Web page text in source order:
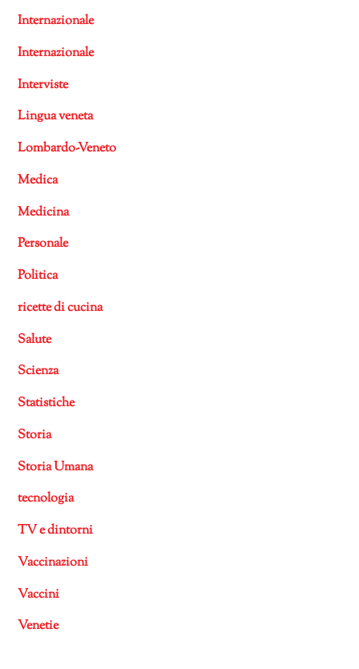
Internazionale
Internazionale
Interviste
Lingua veneta
Lombardo-Veneto
Medica
Medicina
Personale
Politica
ricette di cucina
Salute
Scienza
Statistiche
Storia
Storia Umana
tecnologia
TV e dintorni
Vaccinazioni
Vaccini
Venetie